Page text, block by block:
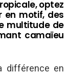
optez
en motif, des
multitude de
camaïeu
différence en